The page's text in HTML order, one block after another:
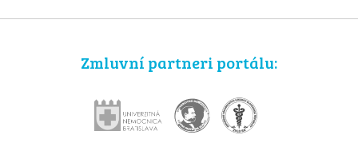
Zmluvní partneri portálu: